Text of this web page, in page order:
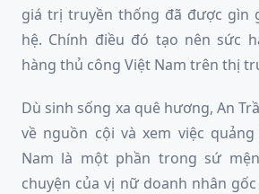
giá trị truyền thống đã được gìn
hệ. Chính điều đó tạo nên sức
hàng thủ công Việt Nam trên thị
Dù sinh sống xa quê hương, An
về nguồn cội và xem việc
Nam là một phần trong sứ
chuyện của vị nữ doanh nhân